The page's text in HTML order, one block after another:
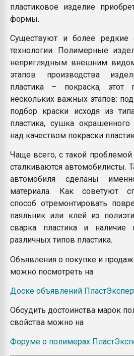
пластиковое изделие
формы.
Существуют и более редкие
технологии. Полимерные
неприглядным внешним
этапов производства
пластика – покраска, этот
нескольких важных этапов:
подбор краски исходя из
пластика, сушка
над качеством покраски
Чаще всего, с такой проблемой
сталкиваются автомобилисты.
автомобиля сделаны
материала. Как советуют
способ отремонтировать
паяльник или клей из
сварка пластика и наличие
различных типов пластика.
Объявления о покупке и
можно посмотреть на
Доске объявлений
Обсудить достоинства марок
свойства можно на
Форуме о полимерах